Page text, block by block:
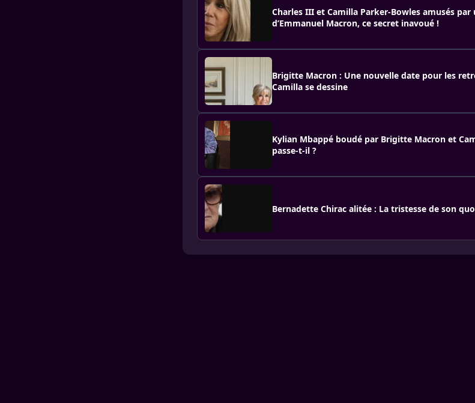
Charles III et Camilla Parker-Bowles amusés
d’Emmanuel Macron, ce secret inavoué !
Brigitte Macron : Une nouvelle date pour les
Camilla se dessine
Kylian Mbappé boudé par Brigitte Macron et
passe-t-il ?
Bernadette Chirac alitée : La tristesse de son